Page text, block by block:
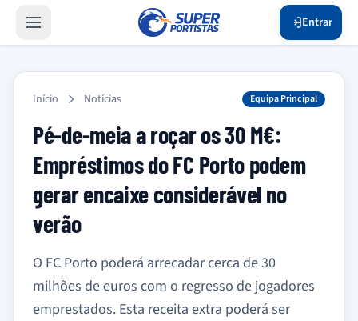
Entrar
Início Notícias Equipa Principal
Pé-de-meia a roçar os 30 M€:
Empréstimos do FC Porto podem
gerar encaixe considerável no
verão
O FC Porto poderá arrecadar cerca de 30
milhões de euros com o regresso de jogadores
emprestados. Esta receita extra poderá ser